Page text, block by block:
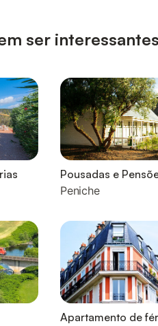
ser interessantes
Pousadas e
Peniche
Apartamento de